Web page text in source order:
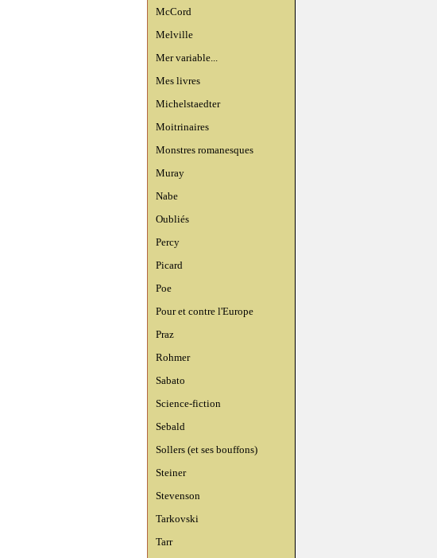
McCord
Melville
Mer variable...
Mes livres
Michelstaedter
Moitrinaires
Monstres romanesques
Muray
Nabe
Oubliés
Percy
Picard
Poe
Pour et contre l'Europe
Praz
Rohmer
Sabato
Science-fiction
Sebald
Sollers (et ses bouffons)
Steiner
Stevenson
Tarkovski
Tarr